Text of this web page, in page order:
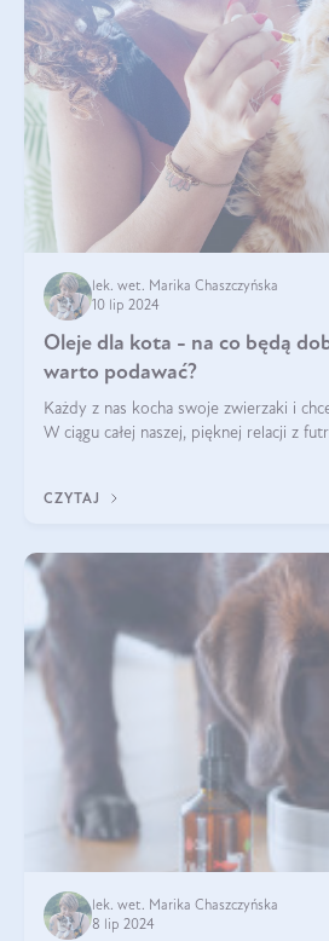
lek. wet. Marika Chaszczyńska
10 lip 2024
Oleje dla kota - na co będą
warto podawać?
Każdy z nas kocha swoje zwierzaki i
W ciągu całej naszej, pięknej relacji z
CZYTAJ
lek. wet. Marika Chaszczyńska
8 lip 2024